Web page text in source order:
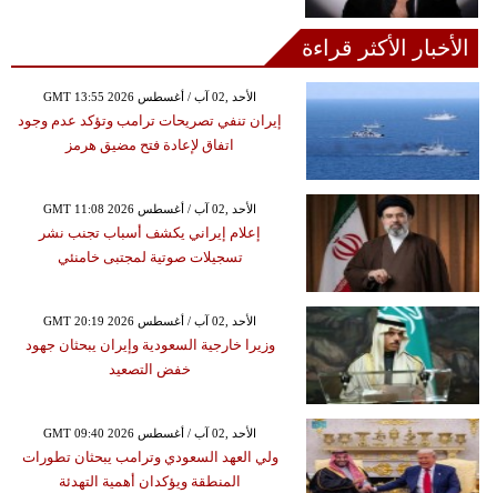
الأخبار الأكثر قراءة
GMT 13:55 2026 الأحد ,02 آب / أغسطس
إيران تنفي تصريحات ترامب وتؤكد عدم وجود
اتفاق لإعادة فتح مضيق هرمز
GMT 11:08 2026 الأحد ,02 آب / أغسطس
إعلام إيراني يكشف أسباب تجنب نشر
تسجيلات صوتية لمجتبى خامنئي
GMT 20:19 2026 الأحد ,02 آب / أغسطس
وزيرا خارجية السعودية وإيران يبحثان جهود
خفض التصعيد
GMT 09:40 2026 الأحد ,02 آب / أغسطس
ولي العهد السعودي وترامب يبحثان تطورات
المنطقة ويؤكدان أهمية التهدئة